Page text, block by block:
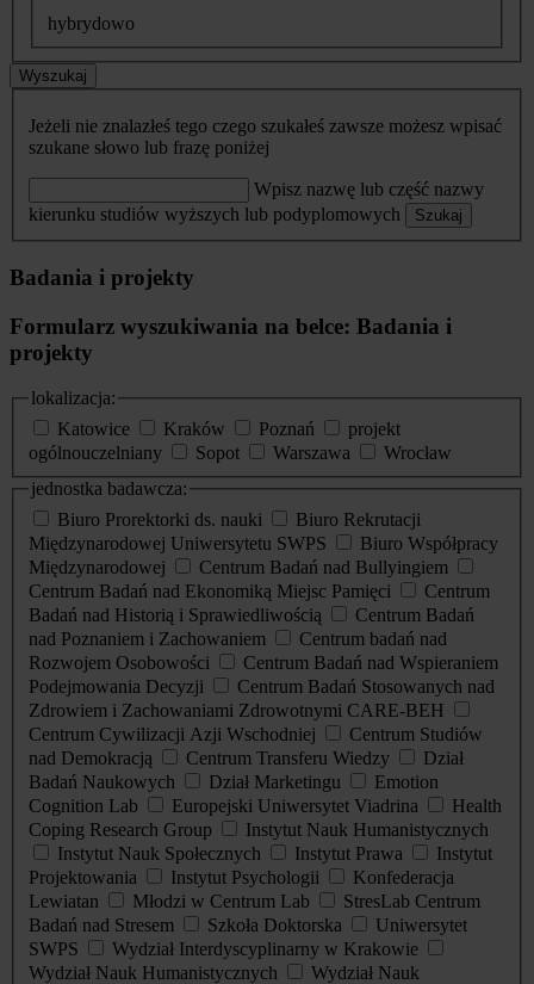
hybrydowo
Wyszukaj
Jeżeli nie znalazłeś tego czego szukałeś zawsze możesz wpisać
szukane słowo lub frazę poniżej
Wpisz nazwę lub część nazwy
kierunku studiów wyższych lub podyplomowych
Szukaj
Badania i projekty
Formularz wyszukiwania na belce: Badania i
projekty
lokalizacja:
Katowice
Kraków Poznań
projekt
ogólnouczelniany
Sopot Warszawa
Wrocław
jednostka badawcza:
Biuro Prorektorki ds. nauki
Biuro Rekrutacji
Międzynarodowej Uniwersytetu SWPS
Biuro Współpracy
Międzynarodowej
Centrum Badań nad Bullyingiem
Centrum Badań nad Ekonomiką Miejsc Pamięci
Centrum
Badań nad Historią i Sprawiedliwością
Centrum Badań
nad Poznaniem i Zachowaniem
Centrum badań nad
Rozwojem Osobowości
Centrum Badań nad Wspieraniem
Podejmowania Decyzji
Centrum Badań Stosowanych nad
Zdrowiem i Zachowaniami Zdrowotnymi CARE-BEH
Centrum Cywilizacji Azji Wschodniej
Centrum Studiów
nad Demokracją
Centrum Transferu Wiedzy
Dział
Badań Naukowych
Dział Marketingu
Emotion
Cognition Lab
Europejski Uniwersytet Viadrina
Health
Coping Research Group
Instytut Nauk Humanistycznych
Instytut Nauk Społecznych
Instytut Prawa
Instytut
Projektowania
Instytut Psychologii
Konfederacja
Lewiatan
Młodzi w Centrum Lab
StresLab Centrum
Badań nad Stresem
Szkoła Doktorska
Uniwersytet
SWPS
Wydział Interdyscyplinarny w Krakowie
Wydział Nauk Humanistycznych
Wydział Nauk